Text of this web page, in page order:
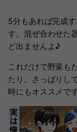
5分もあれば完成
す。混ぜ合わせた
ど出ませんよ♪
これだけで野菜も
たり。さっぱりし
時にもオススメで